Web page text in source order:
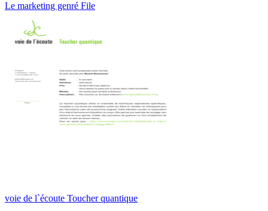
Le marketing genré File
voie de l`écoute Toucher quantique